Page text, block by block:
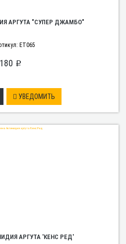
АРГУТА "СУПЕР ДЖАМБО"
ET065
180 p
УВЕДОМИТЬ
АРГУТА 'КЕНС РЕД'